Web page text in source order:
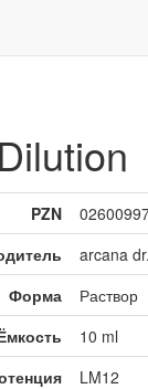
PZN
arcana
Форма
Раствор
10 ml
LM12